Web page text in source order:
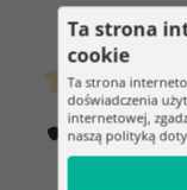
0
0 ocena
Jak weryfikujemy
Ta strona
cookie
Ta strona
doświadczenia
internetowej,
naszą polityką